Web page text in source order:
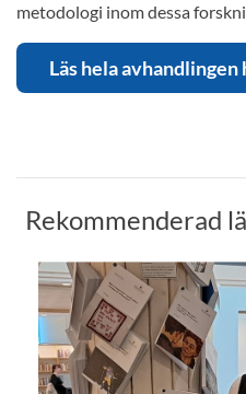
metodologi inom dessa
Läs hela avhandlingen
Rekommenderad